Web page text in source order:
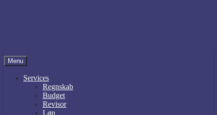
Menu
Services
Regnskab
Budget
Revisor
Løn